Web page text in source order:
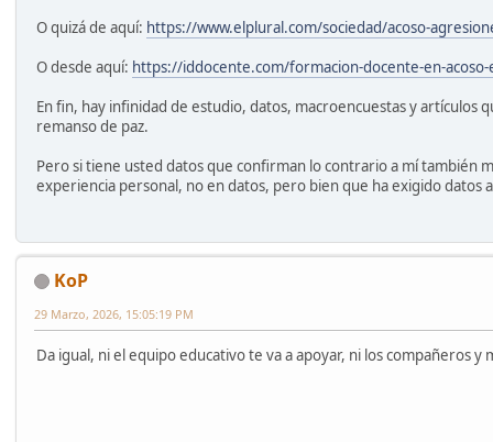
O quizá de aquí: https://www.elplural.com/sociedad/acoso-
O desde aquí: https://iddocente.com/formacion-docente-en-
En fin, hay infinidad de estudio, datos, macroencuestas y artículos
remanso de paz.
Pero si tiene usted datos que confirman lo contrario a mí también
experiencia personal, no en datos, pero bien que ha exigido datos
KoP
29 Marzo, 2026, 15:05:19 PM
Da igual, ni el equipo educativo te va a apoyar, ni los compañeros